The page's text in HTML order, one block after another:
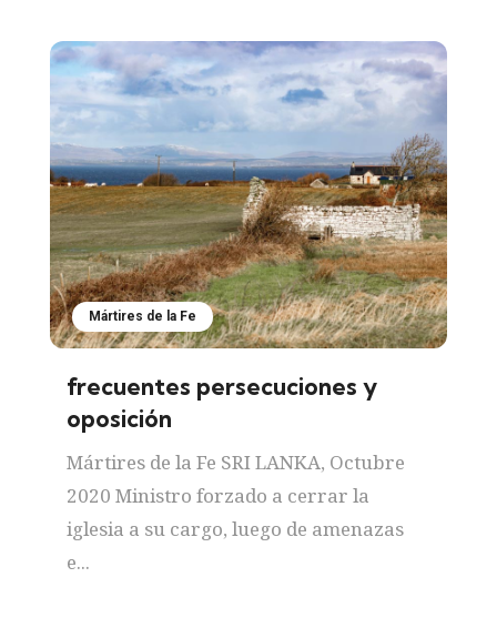
Mártires de la Fe
frecuentes persecuciones y
oposición
Mártires de la Fe SRI LANKA, Octubre
2020 Ministro forzado a cerrar la
iglesia a su cargo, luego de amenazas
e...